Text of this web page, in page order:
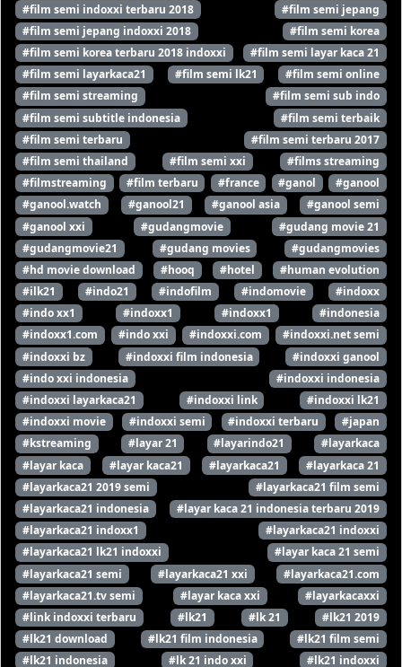
#film semi indoxxi terbaru 2018
#film semi jepang
#film semi jepang indoxxi 2018
#film semi korea
#film semi korea terbaru 2018 indoxxi
#film semi layar kaca 21
#film semi layarkaca21
#film semi lk21
#film semi online
#film semi streaming
#film semi sub indo
#film semi subtitle indonesia
#film semi terbaik
#film semi terbaru
#film semi terbaru 2017
#film semi thailand
#film semi xxi
#films streaming
#filmstreaming
#film terbaru #france #ganol
#ganool
#ganool.watch
#ganool21 #ganool asia
#ganool semi
#ganool xxi
#gudangmovie
#gudang movie 21
#gudangmovie21
#gudang movies
#gudangmovies
#hd movie download
#hooq #hotel
#human evolution
#ilk21
#indo21 #indofilm #indomovie
#indoxx
#indo xx1
#indoxx1 #indoxx1
#indonesia
#indoxx1.com
#indo xxi #indoxxi.com
#indoxxi.net semi
#indoxxi bz
#indoxxi film indonesia
#indoxxi ganool
#indo xxi indonesia
#indoxxi indonesia
#indoxxi layarkaca21
#indoxxi link
#indoxxi lk21
#indoxxi movie
#indoxxi semi #indoxxi terbaru
#japan
#kstreaming
#layar 21 #layarindo21
#layarkaca
#layar kaca
#layar kaca21 #layarkaca21
#layarkaca 21
#layarkaca21 2019 semi
#layarkaca21 film semi
#layarkaca21 indonesia
#layar kaca 21 indonesia terbaru 2019
#layarkaca21 indoxx1
#layarkaca21 indoxxi
#layarkaca21 lk21 indoxxi
#layar kaca 21 semi
#layarkaca21 semi
#layarkaca21 xxi
#layarkaca21.com
#layarkaca21.tv semi
#layar kaca xxi
#layarkacaxxi
#link indoxxi terbaru
#lk21 #lk 21
#lk21 2019
#lk21 download
#lk21 film indonesia
#lk21 film semi
#lk21 indonesia
#lk 21 indo xxi
#lk21 indoxxi